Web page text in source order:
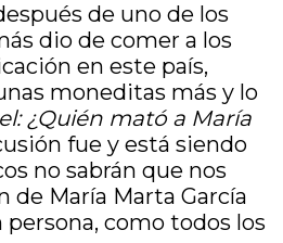
de uno de los
dio de comer a los
en este país,
moneditas más y lo
¿Quién mató a María
fue y está siendo
no sabrán que nos
de María Marta García
persona, como todos los